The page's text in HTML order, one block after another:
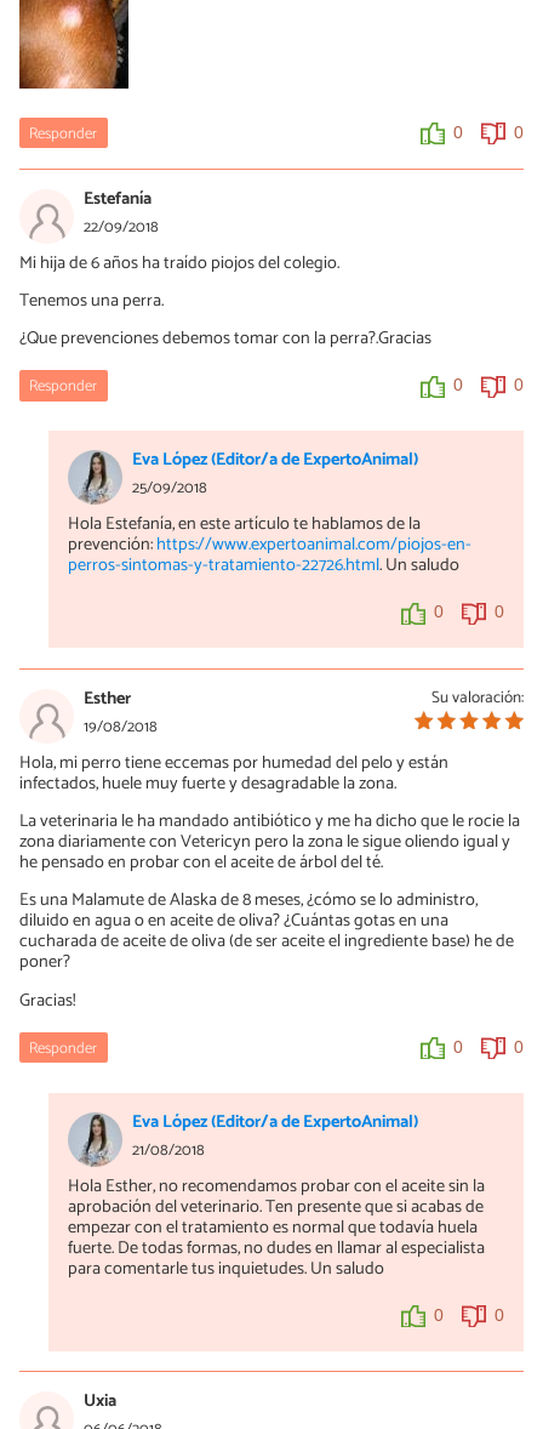
Responder 0 0
Estefanía
22/09/2018
Mi hija de 6 años ha traído piojos del colegio.
Tenemos una perra.
¿Que prevenciones debemos tomar con la perra?.Gracias
Responder 0 0
Eva López (Editor/a de ExpertoAnimal)
25/09/2018
Hola Estefanía, en este artículo te hablamos de la
prevención:https://www.expertoanimal.com/piojos-en-
perros-sintomas-y-tratamiento-22726.html. Un saludo
0 0
Su valoración:
Esther
19/08/2018
Hola, mi perro tiene eccemas por humedad del pelo y están
infectados, huele muy fuerte y desagradable la zona.
La veterinaria le ha mandado antibiótico y me ha dicho que le rocie la
zona diariamente con Vetericyn pero la zona le sigue oliendo igual y
he pensado en probar con el aceite de árbol del té.
Es una Malamute de Alaska de 8 meses, ¿cómo se lo administro,
diluido en agua o en aceite de oliva? ¿Cuántas gotas en una
cucharada de aceite de oliva (de ser aceite el ingrediente base) he de
poner?
Gracias!
Responder 0 0
Eva López (Editor/a de ExpertoAnimal)
21/08/2018
Hola Esther, no recomendamos probar con el aceite sin la
aprobación del veterinario. Ten presente que si acabas de
empezar con el tratamiento es normal que todavía huela
fuerte. De todas formas, no dudes en llamar al especialista
para comentarle tus inquietudes. Un saludo
0 0
Uxia